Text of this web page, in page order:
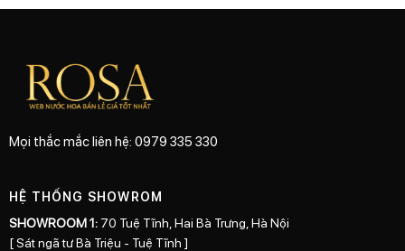
Mọi thắc mắc liên hệ: 0979 335 330
HỆ THỐNG SHOWROM
SHOWROOM 1: 70 Tuệ Tĩnh, Hai Bà Trưng, Hà Nội
[ Sát ngã tư Bà Triệu - Tuệ Tĩnh ]